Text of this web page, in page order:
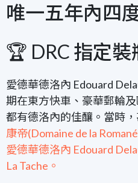
唯一五年內四
🏆 DRC 指定
愛德華德洛內 Edouard
期在東方快車、豪華郵輪
都有德洛內的佳釀 。當時
康帝(Domaine de la
愛德華德洛內 Edouard
La Tache。